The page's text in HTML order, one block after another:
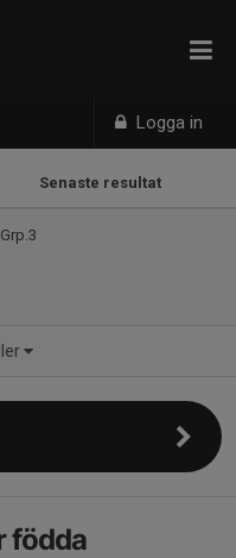
Logga in
Senaste resultat
födda